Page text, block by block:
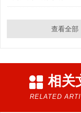
查看全部
相关
RELATED